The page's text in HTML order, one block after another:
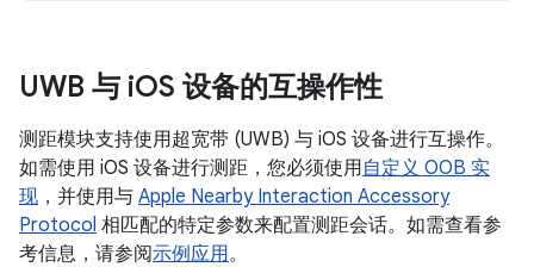
UWB 与 iOS 设备的互操作性
测距模块支持使用超宽带 (UWB) 与 iOS 设备进行互操作。
如需使用 iOS 设备进行测距，您必须使用自定义 OOB 实
现 ，并使用与 Apple Nearby Interaction Accessory
Protocol 相匹配的特定参数来配置测距会话。如需查看参
考信息，请参阅示例应用。